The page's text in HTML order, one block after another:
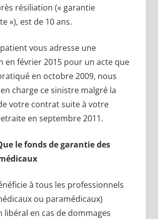
résiliation (« garantie
»), est de 10 ans.
vous adresse une
en février 2015 pour un acte que
en octobre 2009, nous
charge ce sinistre malgré la
votre contrat suite à votre
en septembre 2011.
le fonds de garantie des
à tous les professionnels
ou paramédicaux)
libéral en cas de dommages